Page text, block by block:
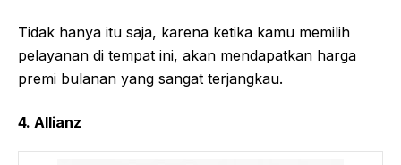
Tidak hanya itu saja, karena ketika kamu memilih
pelayanan di tempat ini, akan mendapatkan harga
premi bulanan yang sangat terjangkau.
4. Allianz